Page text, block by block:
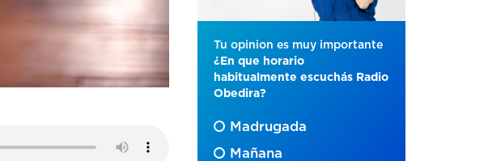
Tu opinion es muy importante
¿En que horario
habitualmente escuchás Radio
Obedira?
Madrugada
Mañana